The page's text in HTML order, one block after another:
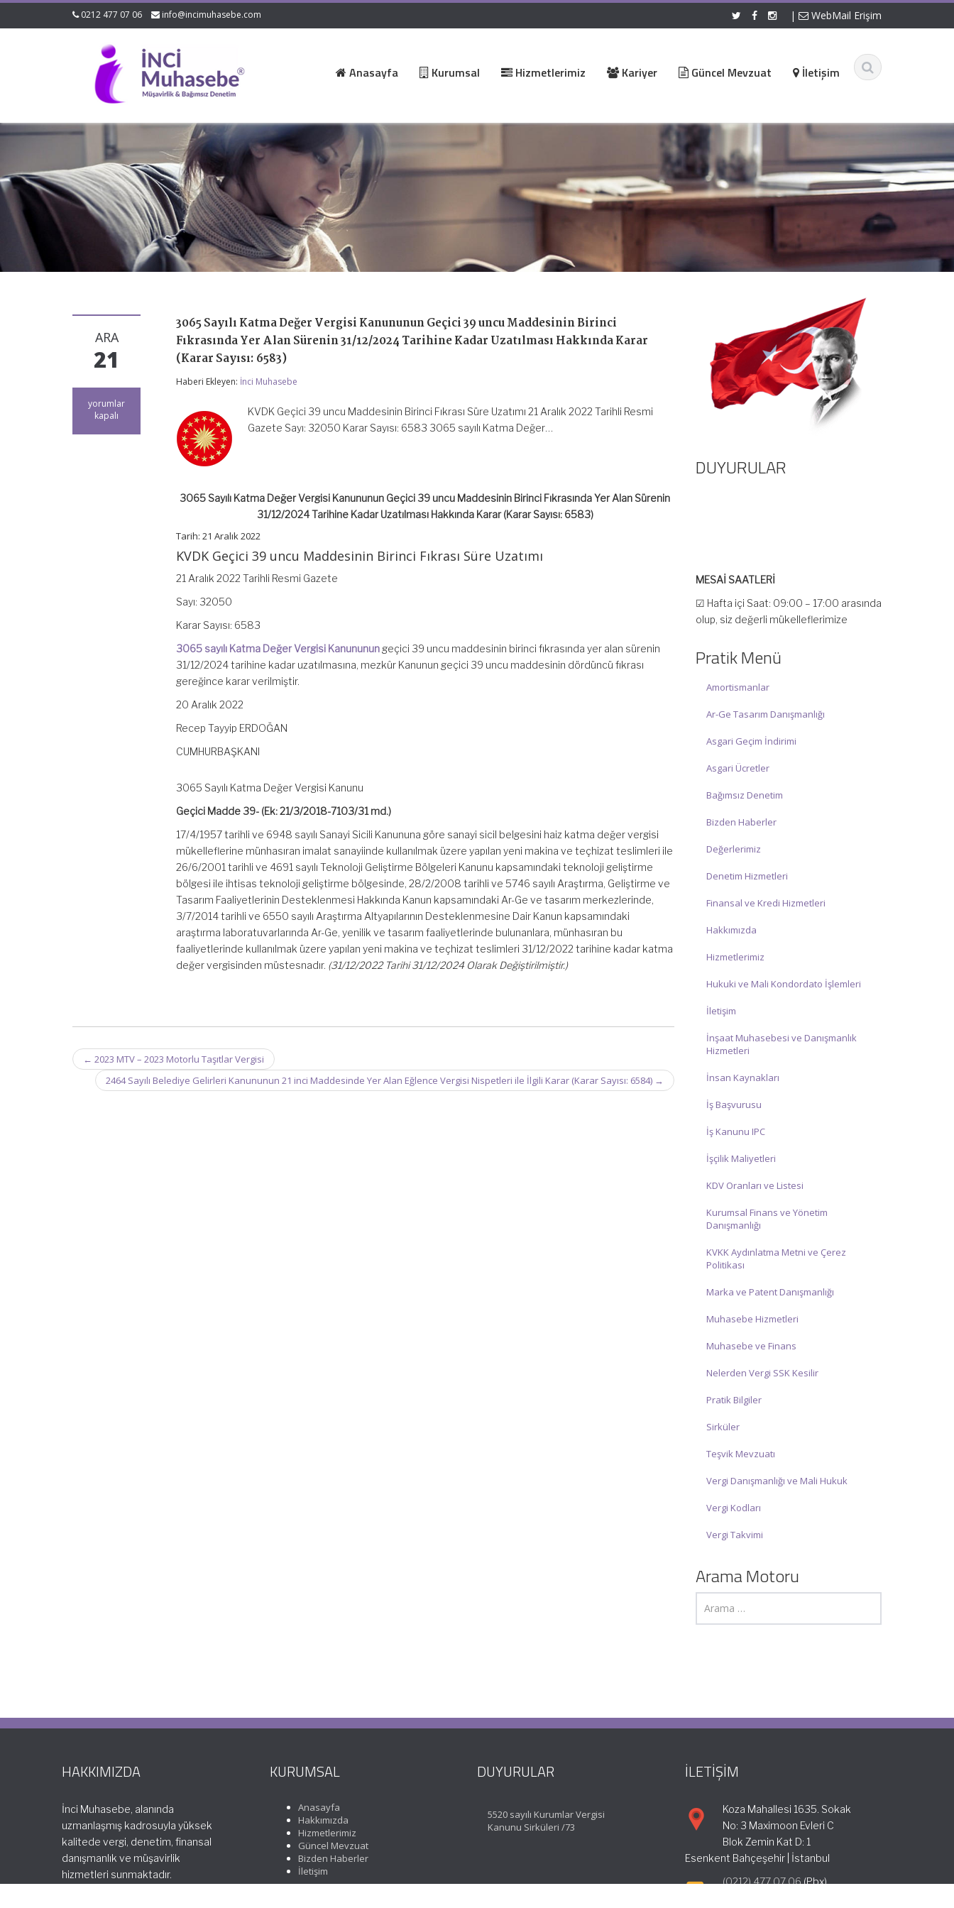
0212 477 07 06 info@incimuhasebe.com | WebMail Erişim
Anasayfa Kurumsal Hizmetlerimiz Kariyer Güncel Mevzuat İletişim
ARA
21
3065
Sayılı
yorumlar
kapalı
3065 Sayılı Katma Değer Vergisi Kanununun Geçici 39 uncu Maddesinin Birinci
Fıkrasında Yer Alan Sürenin 31/12/2024 Tarihine Kadar Uzatılması Hakkında Karar
(Karar Sayısı: 6583)
Haberi Ekleyen: İnci Muhasebe
KVDK Geçici 39 uncu Maddesinin Birinci Fıkrası Süre Uzatımı 21 Aralık 2022 Tarihli Resmi
Gazete Sayı: 32050 Karar Sayısı: 6583 3065 sayılı Katma Değer…
3065 Sayılı Katma Değer Vergisi Kanununun Geçici 39 uncu Maddesinin Birinci Fıkrasında Yer Alan Sürenin
31/12/2024 Tarihine Kadar Uzatılması Hakkında Karar (Karar Sayısı: 6583)
Tarih: 21 Aralık 2022
KVDK Geçici 39 uncu Maddesinin Birinci Fıkrası Süre Uzatımı
21 Aralık 2022 Tarihli Resmi Gazete
Sayı: 32050
Karar Sayısı: 6583
3065 sayılı Katma Değer Vergisi Kanununun geçici 39 uncu maddesinin birinci fıkrasında yer alan sürenin
31/12/2024 tarihine kadar uzatılmasına, mezkûr Kanunun geçici 39 uncu maddesinin dördüncü fıkrası
gereğince karar verilmiştir.
20 Aralık 2022
Recep Tayyip ERDOĞAN
CUMHURBAŞKANI
3065 Sayılı Katma Değer Vergisi Kanunu
Geçici Madde 39- (Ek: 21/3/2018-7103/31 md.)
17/4/1957 tarihli ve 6948 sayılı Sanayi Sicili Kanununa göre sanayi sicil belgesini haiz katma değer vergisi
mükelleflerine münhasıran imalat sanayiinde kullanılmak üzere yapılan yeni makina ve teçhizat teslimleri ile
26/6/2001 tarihli ve 4691 sayılı Teknoloji Geliştirme Bölgeleri Kanunu kapsamındaki teknoloji geliştirme
bölgesi ile ihtisas teknoloji geliştirme bölgesinde, 28/2/2008 tarihli ve 5746 sayılı Araştırma, Geliştirme ve
Tasarım Faaliyetlerinin Desteklenmesi Hakkında Kanun kapsamındaki Ar-Ge ve tasarım merkezlerinde,
3/7/2014 tarihli ve 6550 sayılı Araştırma Altyapılarının Desteklenmesine Dair Kanun kapsamındaki
araştırma laboratuvarlarında Ar-Ge, yenilik ve tasarım faaliyetlerinde bulunanlara, münhasıran bu
faaliyetlerinde kullanılmak üzere yapılan yeni makina ve teçhizat teslimleri 31/12/2022 tarihine kadar katma
değer vergisinden müstesnadır. (31/12/2022 Tarihi 31/12/2024 Olarak Değiştirilmiştir.)
Post
navigation
← 2023 MTV – 2023 Motorlu Taşıtlar Vergisi
2464 Sayılı Belediye Gelirleri Kanununun 21 inci Maddesinde Yer Alan Eğlence Vergisi Nispetleri ile İlgili Karar (Karar Sayısı: 6584) →
DUYURULAR
olup, siz değerli mükelleflerimize
hizmet vermektedir.
10:00 – 15:00 arasında olup, siz değerli
MÜŞAVİRLİK Ailesi olarak teşekkür
ederiz.
Pratik Menü
Amortismanlar
Ar-Ge Tasarım Danışmanlığı
Asgari Geçim İndirimi
Asgari Ücretler
Bağımsız Denetim
Bizden Haberler
Değerlerimiz
Denetim Hizmetleri
Finansal ve Kredi Hizmetleri
Hakkımızda
Hizmetlerimiz
Hukuki ve Mali Kondordato İşlemleri
İletişim
İnşaat Muhasebesi ve Danışmanlık
Hizmetleri
İnsan Kaynakları
İş Başvurusu
İş Kanunu IPC
İşçilik Maliyetleri
KDV Oranları ve Listesi
Kurumsal Finans ve Yönetim
Danışmanlığı
KVKK Aydınlatma Metni ve Çerez
Politikası
Marka ve Patent Danışmanlığı
Muhasebe Hizmetleri
Muhasebe ve Finans
Nelerden Vergi SSK Kesilir
Pratik Bilgiler
Sirküler
Teşvik Mevzuatı
Vergi Danışmanlığı ve Mali Hukuk
Vergi Kodları
Vergi Takvimi
Arama Motoru
HAKKIMIZDA
İnci Muhasebe, alanında
uzmanlaşmış kadrosuyla yüksek
kalitede vergi, denetim, finansal
danışmanlık ve müşavirlik
hizmetleri sunmaktadır.
KURUMSAL
Anasayfa
Hakkımızda
Hizmetlerimiz
Güncel Mevzuat
Bizden Haberler
İletişim
DUYURULAR
5520 sayılı Kurumlar Vergisi
Kanunu Sirküleri /73
İLETİŞİM
Koza Mahallesi 1635. Sokak
No: 3 Maximoon Evleri C
Blok Zemin Kat D: 1
Esenkent Bahçeşehir | İstanbul
(0212) 477 07 06(Pbx)